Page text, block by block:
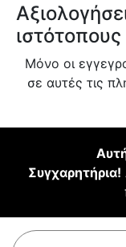
ιστότοπους
Μόνο οι
σε αυτές τις
Συγχαρητήρια!